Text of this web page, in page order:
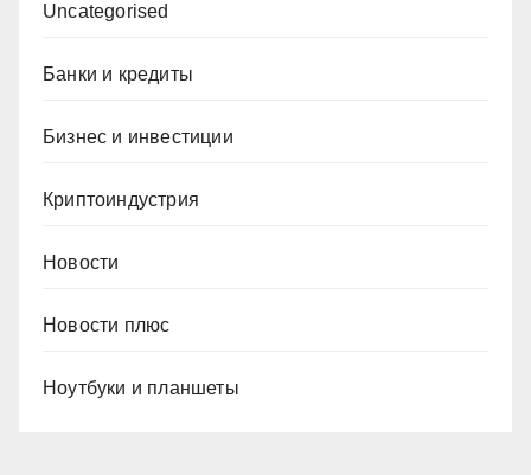
Uncategorised
Банки и кредиты
Бизнес и инвестиции
Криптоиндустрия
Новости
Новости плюс
Ноутбуки и планшеты